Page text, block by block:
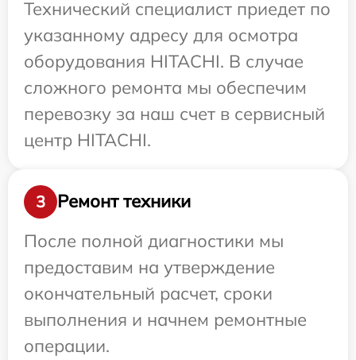
Технический специалист приедет по
указанному адресу для осмотра
оборудования HITACHI. В случае
сложного ремонта мы обеспечим
перевозку за наш счет в сервисный
центр HITACHI.
3
Ремонт техники
После полной диагностики мы
предоставим на утверждение
окончательный расчет, сроки
выполнения и начнем ремонтные
операции.